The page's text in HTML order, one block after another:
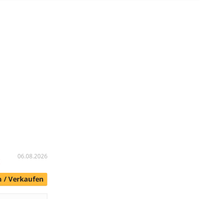
06.08.2026